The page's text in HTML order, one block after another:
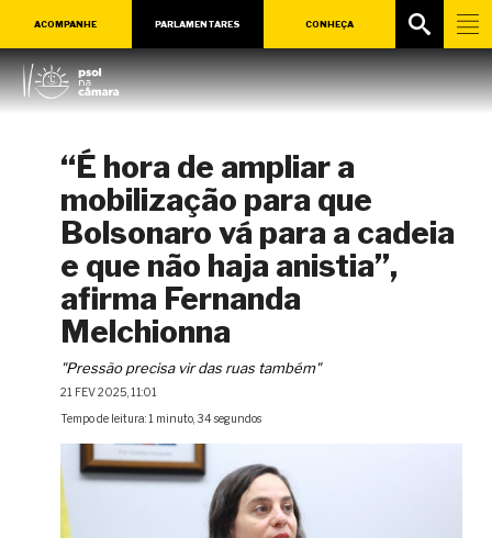
ACOMPANHE PARLAMENTARES CONHEÇA
“É hora de ampliar a
mobilização para que
Bolsonaro vá para a cadeia
e que não haja anistia”,
afirma Fernanda
Melchionna
"Pressão precisa vir das ruas também"
21 FEV 2025, 11:01
Tempo de leitura: 1 minuto, 34 segundos